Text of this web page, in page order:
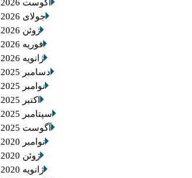
آگوست 2026
جولای 2026
ژوئن 2026
فوریه 2026
ژانویه 2026
دسامبر 2025
نوامبر 2025
اکتبر 2025
سپتامبر 2025
آگوست 2025
نوامبر 2020
ژوئن 2020
ژانویه 2020